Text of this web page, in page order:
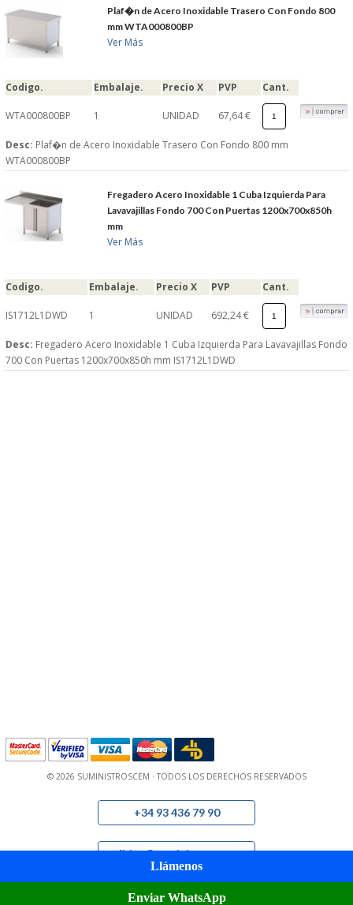
Plaf�n de Acero Inoxidable Trasero Con Fondo 800
mm WTA000800BP
Ver Más
Codigo. Embalaje. Precio X PVP Cant.
WTA000800BP 1 UNIDAD 67,64 €
Desc: Plaf�n de Acero Inoxidable Trasero Con Fondo 800 mm
WTA000800BP
Fregadero Acero Inoxidable 1 Cuba Izquierda Para
Lavavajillas Fondo 700 Con Puertas 1200x700x850h
mm
Ver Más
Codigo. Embalaje. Precio X PVP Cant.
IS1712L1DWD 1 UNIDAD 692,24 €
Desc: Fregadero Acero Inoxidable 1 Cuba Izquierda Para Lavavajillas Fondo
700 Con Puertas 1200x700x850h mm IS1712L1DWD
© 2026 SUMINISTROSCEM · TODOS LOS DERECHOS RESERVADOS
+34 93 436 79 90
pedidos@suministroscem.com
Llámenos
Enviar WhatsApp